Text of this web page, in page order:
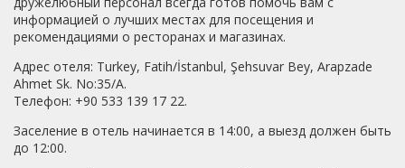
информацией о лучших местах для посещения и
рекомендациями о ресторанах и магазинах.
Адрес отеля: Turkey, Fatih/İstanbul, Şehsuvar Bey, Arapzade
Ahmet Sk. No:35/A.
Телефон: +90 533 139 17 22.
Заселение в отель начинается в 14:00, а выезд должен быть
до 12:00.